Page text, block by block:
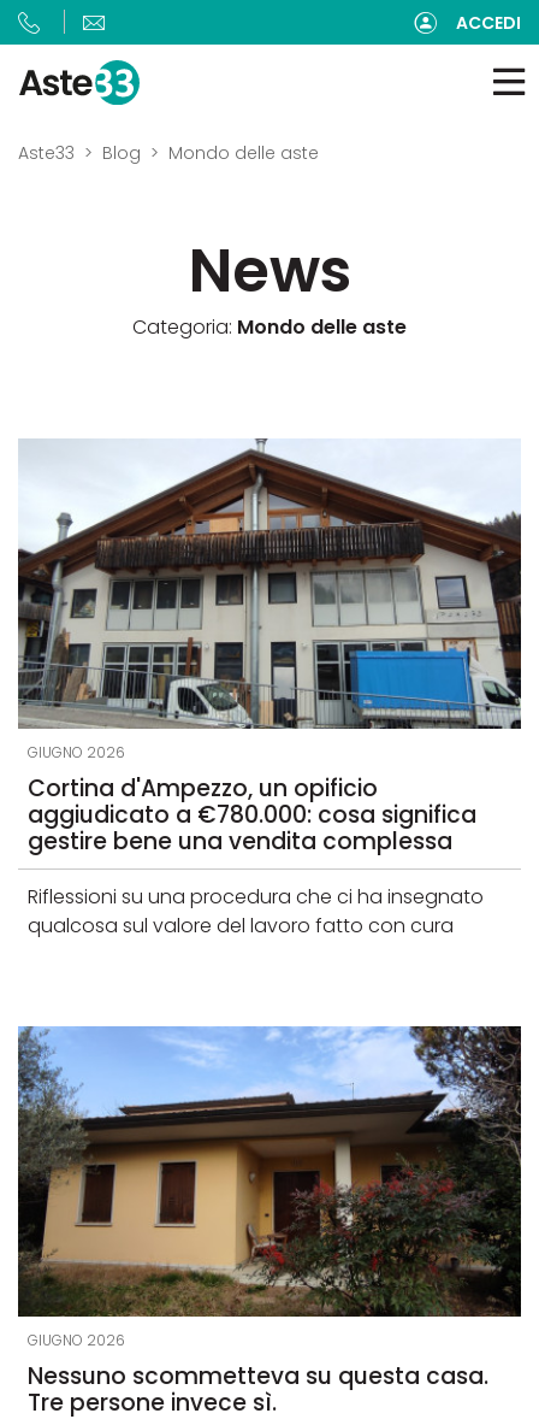
ACCEDI
Aste33 Blog Mondo delle aste
News
Categoria: Mondo delle aste
GIUGNO 2026
Cortina d'Ampezzo, un opificio
aggiudicato a €780.000: cosa significa
gestire bene una vendita complessa
Riflessioni su una procedura che ci ha insegnato
qualcosa sul valore del lavoro fatto con cura
GIUGNO 2026
Nessuno scommetteva su questa casa.
Tre persone invece sì.